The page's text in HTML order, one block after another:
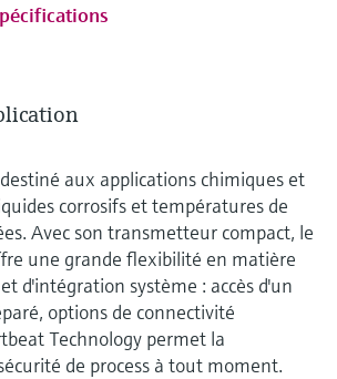
aux applications chimiques et
corrosifs et températures de
Avec son transmetteur compact, le
une grande flexibilité en matière
d'intégration système : accès d'un
options de connectivité
Technology permet la
de process à tout moment.